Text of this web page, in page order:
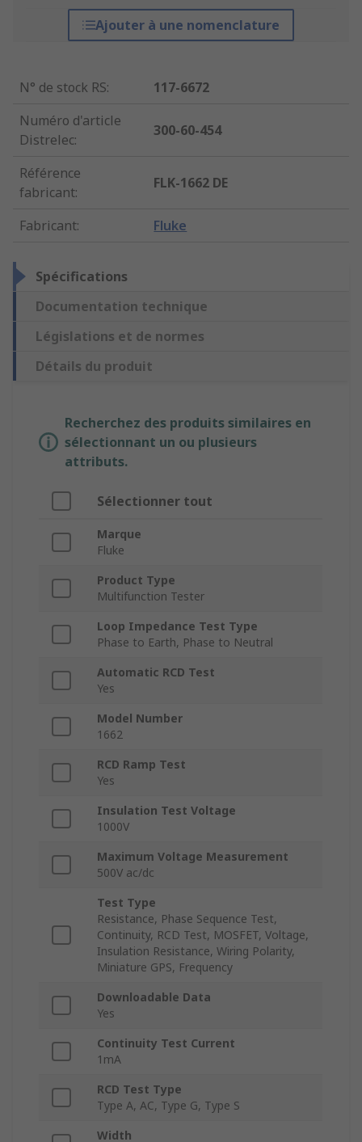
Ajouter à une nomenclature
N° de stock RS:
117-6672
Numéro d'article
Distrelec:
300-60-454
Référence
fabricant:
FLK-1662 DE
Fabricant: Fluke
Spécifications
Documentation technique
Législations et de normes
Détails du produit
Recherchez des produits similaires en
sélectionnant un ou plusieurs
attributs.
Sélectionner tout
Marque
Fluke
Product Type
Multifunction Tester
Loop Impedance Test Type
Phase to Earth, Phase to Neutral
Automatic RCD Test
Yes
Model Number
1662
RCD Ramp Test
Yes
Insulation Test Voltage
1000V
Maximum Voltage Measurement
500V ac/dc
Test Type
Resistance, Phase Sequence Test,
Continuity, RCD Test, MOSFET, Voltage,
Insulation Resistance, Wiring Polarity,
Miniature GPS, Frequency
Downloadable Data
Yes
Continuity Test Current
1mA
RCD Test Type
Type A, AC, Type G, Type S
Width